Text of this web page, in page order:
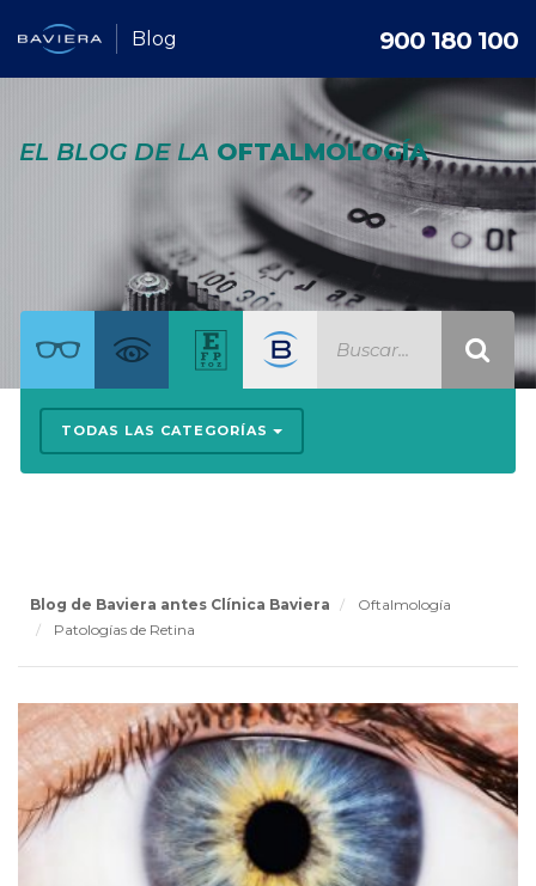
Blog 900 180 100
EL BLOG DE LA OFTALMOLOGÍA
TODAS LAS CATEGORÍAS
Blog de Baviera antes Clínica Baviera
Oftalmología
Patologías de Retina